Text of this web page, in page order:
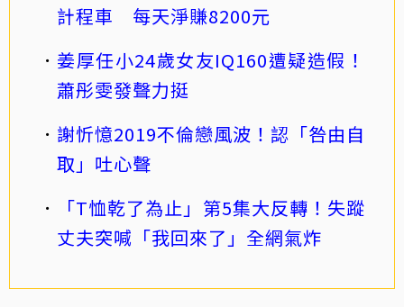
計程車 每天淨賺8200元
姜厚任小24歲女友IQ160遭疑造假！
蕭彤雯發聲力挺
謝忻憶2019不倫戀風波！認「咎由自
取」吐心聲
「T恤乾了為止」第5集大反轉！失蹤
丈夫突喊「我回來了」全網氣炸